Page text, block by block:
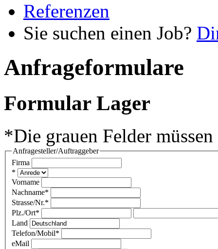
Referenzen
Sie suchen einen Job?
Anfrageformulare
Formular Lager
*Die grauen Felder
Anfragesteller/Auftraggeber
Firma
*
Vorname
Nachname*
Strasse/Nr.*
Plz./Ort*
Land
Telefon/Mobil*
eMail